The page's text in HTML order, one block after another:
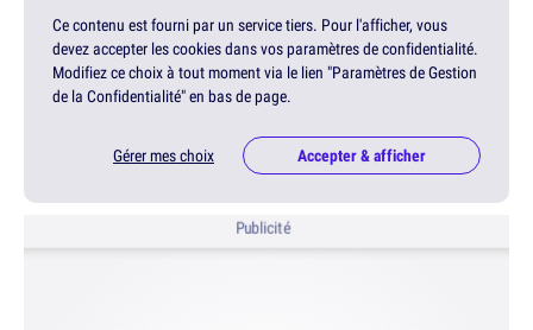
Ce contenu est fourni par un service tiers. Pour l'afficher, vous
devez accepter les cookies dans vos paramètres de confidentialité.
Modifiez ce choix à tout moment via le lien "Paramètres de Gestion
de la Confidentialité" en bas de page.
Gérer mes choix Accepter & afficher
Publicité